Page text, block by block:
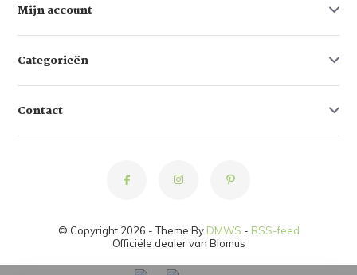
Mijn account
Categorieën
Contact
© Copyright 2026 - Theme By DMWS - RSS-feed
Officiële dealer van Blomus